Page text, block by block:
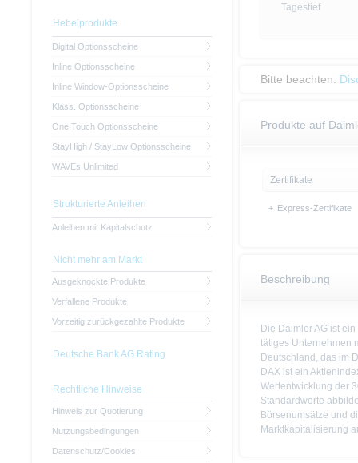
Tagestief
Bitte beachten:
Produkte auf
Zertifikate
+ Express-Zertifikate
Beschreibung
Die Daimler AG ist
tätiges Unternehmen
Deutschland, das im
DAX ist ein
Wertentwicklung der
Standardwerte
Börsenumsätze und
Marktkapitalisierung
Hebelprodukte
Digital Optionsscheine
Inline Optionsscheine
Inline Window-Optionsscheine
Klass. Optionsscheine
One Touch Optionsscheine
StayHigh / StayLow Optionsscheine
WAVEs Unlimited
Strukturierte Anleihen
Anleihen mit Kapitalschutz
Nicht mehr am Markt
Ausgeknockte Produkte
Verfallene Produkte
Vorzeitig zurückgezahlte Produkte
Deutsche Bank AG Rating
Rechtliche Hinweise
Hinweis zur Quotierung
Nutzungsbedingungen
Datenschutz/Cookies